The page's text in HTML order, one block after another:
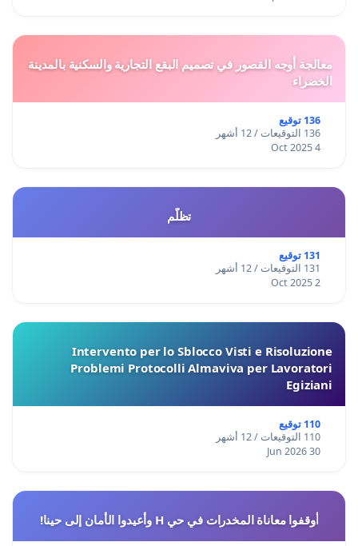
معالجة أوجه القصور في تصميم البقع التجارية والسكنية بالمدينة
الخضراء
136 توقيع
136 التوقيعات / 12 أشهر
4 Oct 2025
تظلّم
131 توقيع
131 التوقيعات / 12 أشهر
2 Oct 2025
Intervento per lo Sblocco Visti e Risoluzione
Problemi Protocolli Almaviva per Lavoratori
Egiziani
110 توقيع
110 التوقيعات / 12 أشهر
30 Jun 2026
أوقفوا معاناة المخدرات في حي H وأعيدوا الأمان إلى حينا!